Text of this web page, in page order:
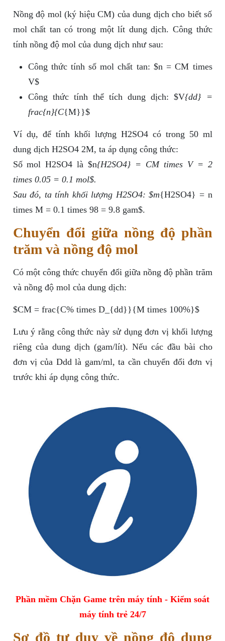
Nồng độ mol (ký hiệu CM) của dung dịch cho biết số
mol chất tan có trong một lít dung dịch. Công thức
tính nồng độ mol của dung dịch như sau:
Công thức tính số mol chất tan: $n = CM times
V$
Công thức tính thể tích dung dịch: $V{dd} =
frac{n}{C{M}}$
Ví dụ, để tính khối lượng H2SO4 có trong 50 ml
dung dịch H2SO4 2M, ta áp dụng công thức:
Số mol H2SO4 là $n{H2SO4} = CM times V = 2
times 0.05 = 0.1 mol$.
Sau đó, ta tính khối lượng H2SO4: $m{H2SO4} = n
times M = 0.1 times 98 = 9.8 gam$.
Chuyển đổi giữa nồng độ phần
trăm và nồng độ mol
Có một công thức chuyển đổi giữa nồng độ phần trăm
và nồng độ mol của dung dịch:
$CM = frac{C% times D_{dd}}{M times 100%}$
Lưu ý rằng công thức này sử dụng đơn vị khối lượng
riêng của dung dịch (gam/lít). Nếu các đầu bài cho
đơn vị của Ddd là gam/ml, ta cần chuyển đổi đơn vị
trước khi áp dụng công thức.
Phần mềm Chặn Game trên máy tính - Kiểm soát
máy tính trẻ 24/7
Sơ đồ tư duy về nồng độ dung